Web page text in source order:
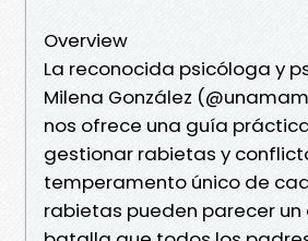
Overview
La reconocida psicóloga y
Milena González
nos ofrece una guía
gestionar rabietas y
temperamento único de
rabietas pueden parecer